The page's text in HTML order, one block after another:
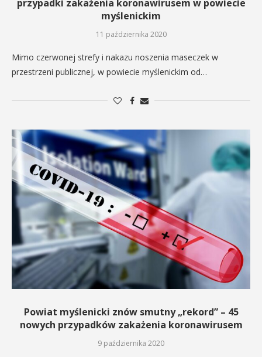
przypadki zakażenia koronawirusem w powiecie
myślenickim
11 października 2020
Mimo czerwonej strefy i nakazu noszenia maseczek w
przestrzeni publicznej, w powiecie myślenickim od…
Powiat myślenicki znów smutny „rekord” – 45
nowych przypadków zakażenia koronawirusem
9 października 2020